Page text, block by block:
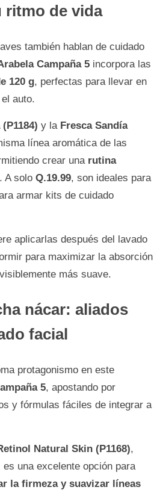
ritmo de vida
también hablan de cuidado
Campaña 5 incorpora las
120 g, perfectas para llevar en
auto.
y la Fresca Sandía
línea aromática de las
crear una rutina
. A solo Q.19.99, son ideales para
armar kits de cuidado
aplicarlas después del lavado
para maximizar la absorción
más suave.
nácar: aliados
facial
protagonismo en este
5, apostando por
y fórmulas fáciles de integrar a
Natural Skin (P1168),
es una excelente opción para
la firmeza y suavizar líneas